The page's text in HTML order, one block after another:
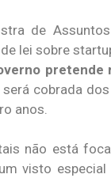
de
lei sobre
pretende
será cobrada
anos.
não está
visto